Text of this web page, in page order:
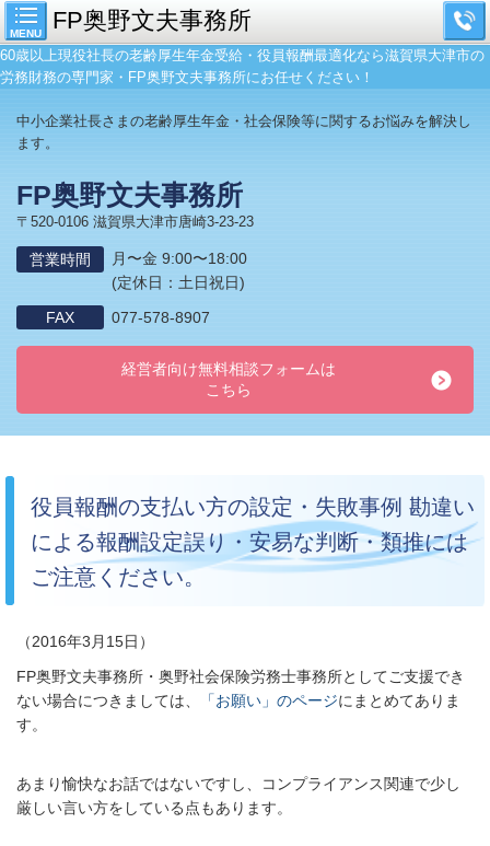
MENU FP奥野文夫事務所
60歳以上現役社長の老齢厚生年金受給・役員報酬最適化なら滋賀県大津市の
労務財務の専門家・FP奥野文夫事務所にお任せください！
中小企業社長さまの老齢厚生年金・社会保険等に関するお悩みを解決し
ます。
FP奥野文夫事務所
〒520-0106 滋賀県大津市唐崎3-23-23
営業時間
月〜金 9:00〜18:00
(定休日：土日祝日)
FAX
077-578-8907
経営者向け無料相談フォームは
こちら
役員報酬の支払い方の設定・失敗事例 勘違い
による報酬設定誤り・安易な判断・類推には
ご注意ください。
（2016年3月15日）
FP奥野文夫事務所・奥野社会保険労務士事務所としてご支援でき
ない場合につきましては、 「お願い」のページにまとめてありま
す。
あまり愉快なお話ではないですし、コンプライアンス関連で少し
厳しい言い方をしている点もあります。